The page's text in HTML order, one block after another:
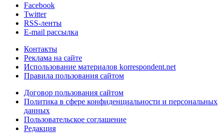
Facebook
Twitter
RSS-ленты
E-mail рассылка
Контакты
Реклама на сайте
Использование материалов korrespondent.net
Правила пользования сайтом
Договор пользования сайтом
Политика в сфере конфиденциальности и персональных
данных
Пользовательское соглашение
Редакция